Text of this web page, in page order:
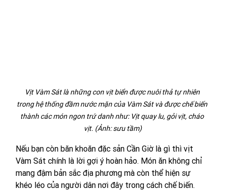
Vịt Vàm Sát là những con vịt biển được nuôi thả tự nhiên
trong hệ thống đầm nước mặn của Vàm Sát và được chế biến
thành các món ngon trứ danh như: Vịt quay lu, gỏi vịt, cháo
vịt. (Ảnh: sưu tầm)
Nếu bạn còn băn khoăn đặc sản Cần Giờ là gì thì vịt
Vàm Sát chính là lời gợi ý hoàn hảo. Món ăn không chỉ
mang đậm bản sắc địa phương mà còn thể hiện sự
khéo léo của người dân nơi đây trong cách chế biến.